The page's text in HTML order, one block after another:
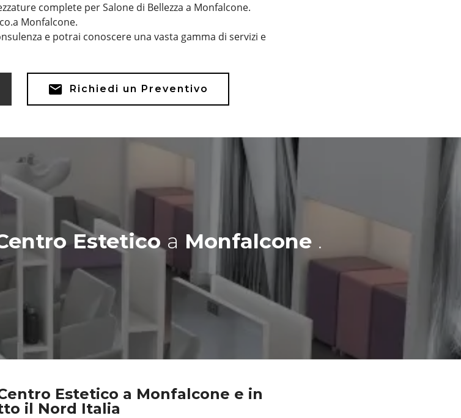
complete per Salone di Bellezza a Monfalcone.
Monfalcone.
e potrai conoscere una vasta gamma di servizi e
Richiedi un Preventivo
Estetico a Monfalcone .
Estetico a Monfalcone e in
il Nord Italia